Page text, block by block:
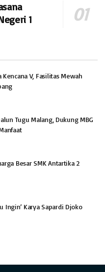
1
V, Fasilitas Mewah
Tugu Malang, Dukung MBG
Besar SMK Antartika 2
Ingin’ Karya Sapardi Djoko